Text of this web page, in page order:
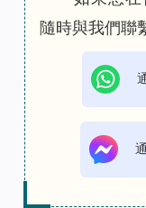
隨時與我們聯